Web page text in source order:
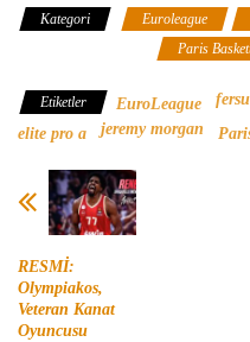
Kategori Euroleague
Paris
Etiketler EuroLeague
elite pro a
jeremy morgan
RESMİ:
Olympiakos,
Veteran Kanat
Oyuncusu